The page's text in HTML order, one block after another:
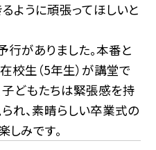
ように頑張ってほしいと
がありました。本番と
校生（5年生）が講堂で
子どもたちは緊張感を持
れ、素晴らしい卒業式の
しみです。